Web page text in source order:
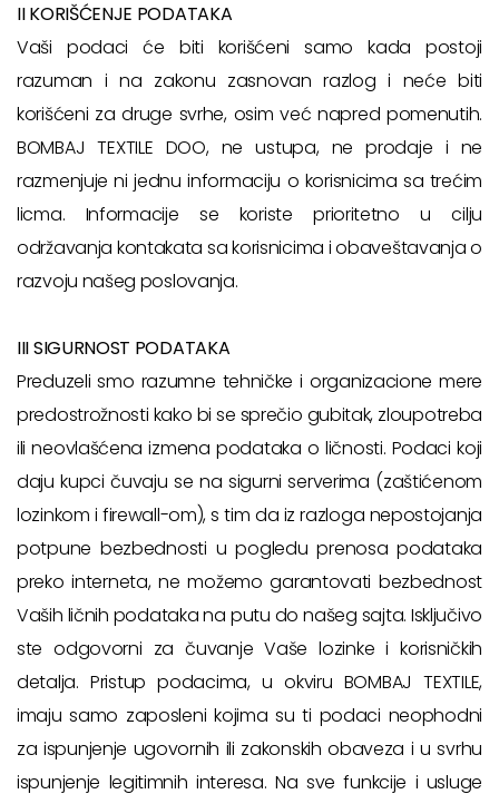
II KORIŠĆENJE PODATAKA
Vaši podaci će biti korišćeni samo kada postoji
razuman i na zakonu zasnovan razlog i neće biti
korišćeni za druge svrhe, osim već napred pomenutih.
BOMBAJ TEXTILE DOO, ne ustupa, ne prodaje i ne
razmenjuje ni jednu informaciju o korisnicima sa trećim
licma. Informacije se koriste prioritetno u cilju
održavanja kontakata sa korisnicima i obaveštavanja o
razvoju našeg poslovanja.
III SIGURNOST PODATAKA
Preduzeli smo razumne tehničke i organizacione mere
predostrožnosti kako bi se sprečio gubitak, zloupotreba
ili neovlašćena izmena podataka o ličnosti. Podaci koji
daju kupci čuvaju se na sigurni serverima (zaštićenom
lozinkom i firewall-om), s tim da iz razloga nepostojanja
potpune bezbednosti u pogledu prenosa podataka
preko interneta, ne možemo garantovati bezbednost
Vaših ličnih podataka na putu do našeg sajta. Isključivo
ste odgovorni za čuvanje Vaše lozinke i korisničkih
detalja. Pristup podacima, u okviru BOMBAJ TEXTILE,
imaju samo zaposleni kojima su ti podaci neophodni
za ispunjenje ugovornih ili zakonskih obaveza i u svrhu
ispunjenje legitimnih interesa. Na sve funkcije i usluge